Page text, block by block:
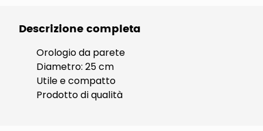
Descrizione completa
Orologio da parete
Diametro: 25 cm
Utile e compatto
Prodotto di qualità